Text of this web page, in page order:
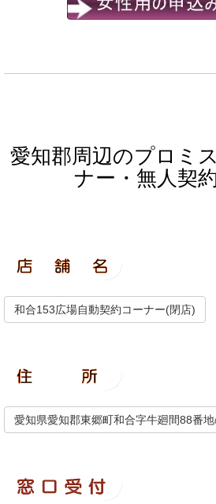
愛知郡周辺のプロミ
ナー・無人契
和合153広場自動契約コーナー(閉店)
愛知県愛知郡東郷町和合字牛廻間88番